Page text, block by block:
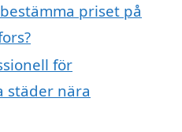
priset på
för
städer nära